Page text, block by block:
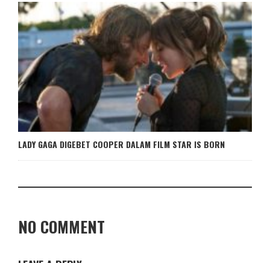
LADY GAGA DIGEBET COOPER DALAM FILM STAR IS BORN
NO COMMENT